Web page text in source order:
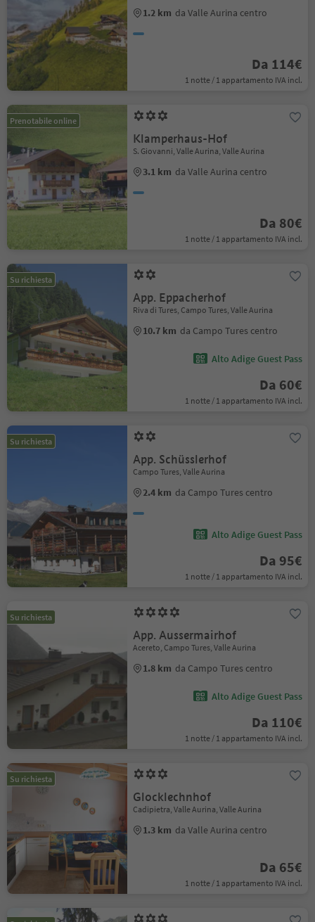
1.2 km da Valle Aurina centro
Da 114€
1 notte / 1 appartamento IVA incl.
Prenotabile online
Klamperhaus-Hof
S. Giovanni, Valle Aurina, Valle Aurina
3.1 km da Valle Aurina centro
Da 80€
1 notte / 1 appartamento IVA incl.
Su richiesta
App. Eppacherhof
Riva di Tures, Campo Tures, Valle Aurina
10.7 km da Campo Tures centro
Alto Adige Guest Pass
Da 60€
1 notte / 1 appartamento IVA incl.
Su richiesta
App. Schüsslerhof
Campo Tures, Valle Aurina
2.4 km da Campo Tures centro
Alto Adige Guest Pass
Da 95€
1 notte / 1 appartamento IVA incl.
Su richiesta
App. Aussermairhof
Acereto, Campo Tures, Valle Aurina
1.8 km da Campo Tures centro
Alto Adige Guest Pass
Da 110€
1 notte / 1 appartamento IVA incl.
Su richiesta
Glocklechnhof
Cadipietra, Valle Aurina, Valle Aurina
1.3 km da Valle Aurina centro
Da 65€
1 notte / 1 appartamento IVA incl.